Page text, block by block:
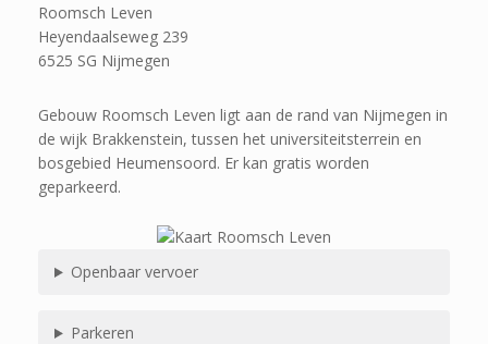
Roomsch Leven
Heyendaalseweg 239
6525 SG Nijmegen
Gebouw Roomsch Leven ligt aan de rand van Nijmegen in
de wijk Brakkenstein, tussen het universiteitsterrein en
bosgebied Heumensoord. Er kan gratis worden
geparkeerd.
Openbaar vervoer
Parkeren